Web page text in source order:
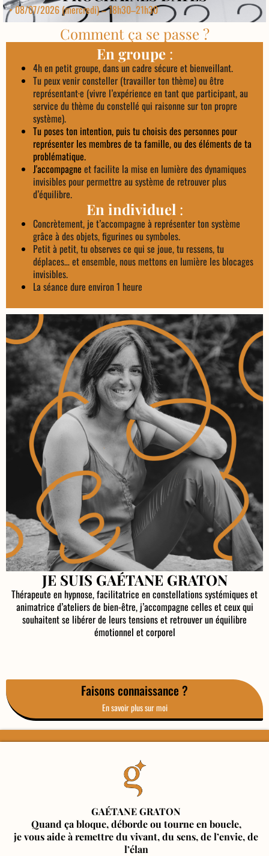
• 08/07/2026 (mercredi) – 18h30–21h30
Comment ça se passe ?
En groupe:
4h en petit groupe, dans un cadre sécure et bienveillant.
Tu peux venir consteller (travailler ton thème) ou être
représentant·e (vivre l’expérience en tant que participant, au
service du thème du constellé qui raisonne sur ton propre
système).
Tu poses ton intention, puis tu choisis des personnes pour
représenter les membres de ta famille, ou des éléments de ta
problématique.
J'accompagne et facilite la mise en lumière des dynamiques
invisibles pour permettre au système de retrouver plus
d’équilibre.
En individuel :
Concrètement, je t’accompagne à représenter ton système
grâce à des objets, figurines ou symboles.
Petit à petit, tu observes ce qui se joue, tu ressens, tu
déplaces… et ensemble, nous mettons en lumière les blocages
invisibles.
La séance dure environ 1 heure
JE SUIS GAÉTANE GRATON
Thérapeute en hypnose, facilitatrice en constellations systémiques et
animatrice d’ateliers de bien-être, j’accompagne celles et ceux qui
souhaitent se libérer de leurs tensions et retrouver un équilibre
émotionnel et corporel
Faisons connaissance ?
En savoir plus sur moi
GAÉTANE GRATON
Quand ça bloque, déborde ou tourne en boucle,
je vous aide à remettre du vivant, du sens, de l’envie, de
l’élan